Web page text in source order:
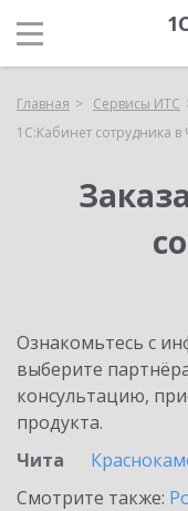
Главная Сервисы ИТС
1С:Кабинет сотрудника в
Ознакомьтесь с
выберите
консультацию,
продукта.
Чита
Смотрите также: